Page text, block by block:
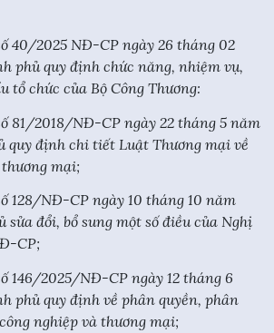
40/2025 NĐ-CP ngày 26 tháng 02
phủ quy định chức năng, nhiệm vụ,
tổ chức của Bộ Công Thương:
81/2018/NĐ-CP ngày 22 tháng 5 năm
quy định chi tiết Luật Thương mại về
mại;
128/NĐ-CP ngày 10 tháng 10 năm
sửa đổi, bổ sung một số điều của Nghị
CP;
146/2025/NĐ-CP ngày 12 tháng 6
phủ quy định về phân quyền, phân
nghiệp và thương mại;